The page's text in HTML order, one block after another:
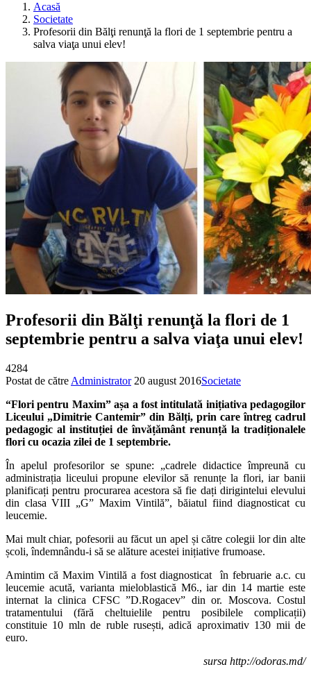
Acasă
Societate
Profesorii din Bălţi renunţă la flori de 1 septembrie pentru a
salva viaţa unui elev!
Profesorii din Bălţi renunţă la flori de 1
septembrie pentru a salva viaţa unui elev!
4284
Postat de către Administrator 20 august 2016Societate
“Flori pentru Maxim” așa a fost intitulată inițiativa pedagogilor
Liceului „Dimitrie Cantemir” din Bălți, prin care întreg cadrul
pedagogic al instituției de învățământ renunță la tradiționalele
flori cu ocazia zilei de 1 septembrie.
În apelul profesorilor se spune: „cadrele didactice împreună cu
administrația liceului propune elevilor să renunțe la flori, iar banii
planificați pentru procurarea acestora să fie dați dirigintelui elevului
din clasa VIII „G” Maxim Vintilă”, băiatul fiind diagnosticat cu
leucemie.
Mai mult chiar, pofesorii au făcut un apel și către colegii lor din alte
școli, îndemnându-i să se alăture acestei inițiative frumoase.
Amintim că Maxim Vintilă a fost diagnosticat în februarie a.c. cu
leucemie acută, varianta mieloblastică M6., iar din 14 martie este
internat la clinica CFSC ”D.Rogacev” din or. Moscova. Costul
tratamentului (fără cheltuielile pentru posibilele complicații)
constituie 10 mln de ruble rusești, adică aproximativ 130 mii de
euro.
sursa http://odoras.md/